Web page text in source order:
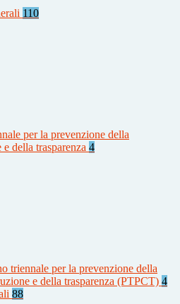
110
per la prevenzione della
della trasparenza 4
triennale per la prevenzione della
e della trasparenza (PTPCT) 4
88